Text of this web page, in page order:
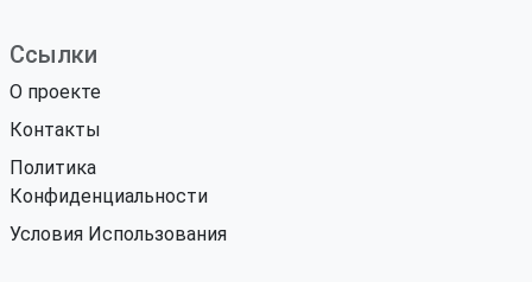
Ссылки
О проекте
Контакты
Политика
Конфиденциальности
Условия Использования